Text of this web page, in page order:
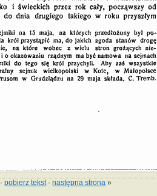
·pobierz tekst·następna strona »